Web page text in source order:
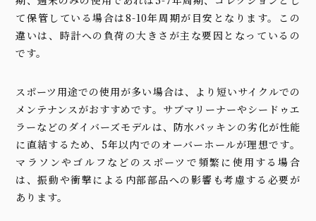
て保管している場合は8-10年周期が目安となります。この
違いは、時計への負荷の大きさが主な要因となっているの
です。
スポーツ用途での使用が多い場合は、より短いサイクルでの
メンテナンスがおすすめです。サブマリーナーやシードゥエ
ラーなどのダイバーズモデルは、防水パッキンの劣化が性能
に直結するため、5年以内でのオーバーホールが理想です。
マラソンやゴルフなどのスポーツで頻繁に使用する場合
は、振動や衝撃による内部部品への影響も考慮する必要が
あります。